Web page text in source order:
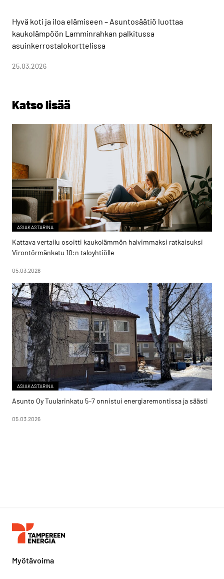
Hyvä koti ja iloa elämiseen – Asuntosäätiö luottaa
kaukolämpöön Lamminrahkan palkitussa
asuinkerrostalokorttelissa
25.03.2026
Katso lisää
ASIAKASTARINA
Kattava vertailu osoitti kaukolämmön halvimmaksi ratkaisuksi
Virontörmänkatu 10:n taloyhtiölle
05.03.2026
ASIAKASTARINA
Asunto Oy Tuularinkatu 5–7 onnistui energiaremontissa ja säästi
05.03.2026
Myötävoima